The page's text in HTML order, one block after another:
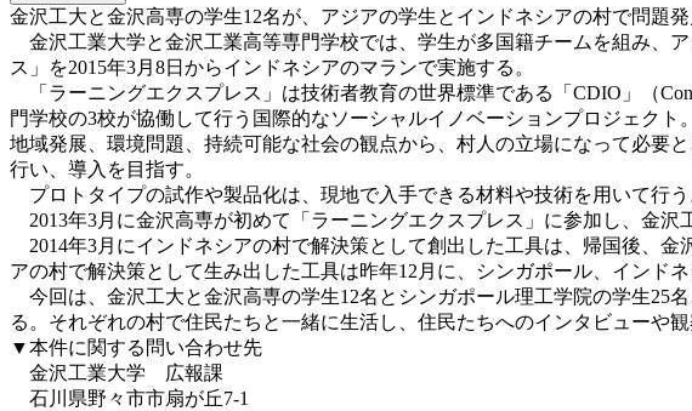
金沢工大と金沢高専の学生12名が、アジアの学生とインドネシアの村で問題発
金沢工業大学と金沢工業高等専門学校では、学生が多国籍チームを組み、
ス」を2015年3月8日からインドネシアのマランで実施する。
「ラーニングエクスプレス」は技術者教育の世界標準である「CDIO」（
門学校の3校が協働して行う国際的なソーシャルイノベーションプロジェク
地域発展、環境問題、持続可能な社会の観点から、村人の立場になって必要
行い、導入を目指す。
プロトタイプの試作や製品化は、現地で入手できる材料や技術を用いて行う
2013年3月に金沢高専が初めて「ラーニングエクスプレス」に参加し、金沢
2014年3月にインドネシアの村で解決策として創出した工具は、帰国後、
アの村で解決策として生み出した工具は昨年12月に、シンガポール、インド
今回は、金沢工大と金沢高専の学生12名とシンガポール理工学院の学生25
る。それぞれの村で住民たちと一緒に生活し、住民たちへのインタビューや
▼本件に関する問い合わせ先
金沢工業大学 広報課
石川県野々市市扇が丘7-1